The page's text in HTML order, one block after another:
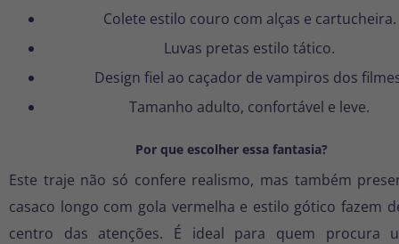
Colete estilo couro com alças e cartucheira.
Luvas pretas estilo tático.
Design fiel ao caçador de vampiros dos
Tamanho adulto, confortável e leve.
Por que escolher essa fantasia?
Este traje não só confere realismo, mas também
casaco longo com gola vermelha e estilo gótico fazem
centro das atenções. É ideal para quem procura